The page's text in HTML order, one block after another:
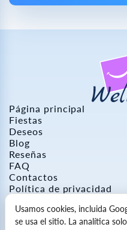
Página principal
Fiestas
Deseos
Blog
Reseñas
FAQ
Contactos
Política de privacidad
Política de reembolso
Términos de servicio
Usamos cookies, incluida
se usa el sitio. La analítica